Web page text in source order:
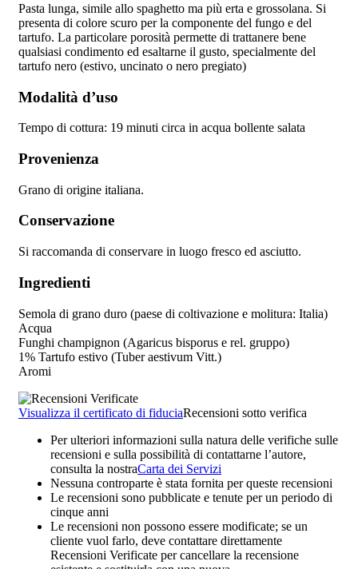
Pasta lunga, simile allo spaghetto ma più erta e grossolana. Si
presenta di colore scuro per la componente del fungo e del
tartufo. La particolare porosità permette di trattanere bene
qualsiasi condimento ed esaltarne il gusto, specialmente del
tartufo nero (estivo, uncinato o nero pregiato)
Modalità d’uso
Tempo di cottura: 19 minuti circa in acqua bollente salata
Provenienza
Grano di origine italiana.
Conservazione
Si raccomanda di conservare in luogo fresco ed asciutto.
Ingredienti
Semola di grano duro (paese di coltivazione e molitura: Italia)
Acqua
Funghi champignon (Agaricus bisporus e rel. gruppo)
1% Tartufo estivo (Tuber aestivum Vitt.)
Aromi
Visualizza il certificato di fiduciaRecensioni sotto verifica
Per ulteriori informazioni sulla natura delle verifiche sulle
recensioni e sulla possibilità di contattarne l’autore,
consulta la nostraCarta dei Servizi
Nessuna controparte è stata fornita per queste recensioni
Le recensioni sono pubblicate e tenute per un periodo di
cinque anni
Le recensioni non possono essere modificate; se un
cliente vuol farlo, deve contattare direttamente
Recensioni Verificate per cancellare la recensione